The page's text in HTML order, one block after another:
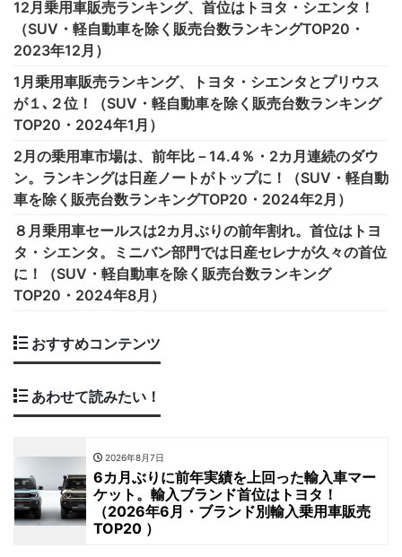
12月乗用車販売ランキング、首位はトヨタ・シエンタ！
（SUV・軽自動車を除く販売台数ランキングTOP20・
2023年12月）
1月乗用車販売ランキング、トヨタ・シエンタとプリウス
が１､２位！（SUV・軽自動車を除く販売台数ランキング
TOP20・2024年1月）
2月の乗用車市場は、前年比－14.4％・2カ月連続のダウ
ン。ランキングは日産ノートがトップに！（SUV・軽自動
車を除く販売台数ランキングTOP20・2024年2月）
８月乗用車セールスは2カ月ぶりの前年割れ。首位はトヨ
タ・シエンタ。ミニバン部門では日産セレナが久々の首位
に！（SUV・軽自動車を除く販売台数ランキング
TOP20・2024年8月）
おすすめコンテンツ
あわせて読みたい！
2026年8月7日
6カ月ぶりに前年実績を上回った輸入車マー
ケット。輸入ブランド首位はトヨタ！
（2026年6月・ブランド別輸入乗用車販売
TOP20 ）